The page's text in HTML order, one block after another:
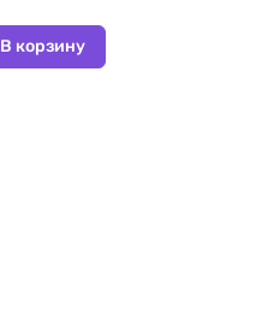
В корзину